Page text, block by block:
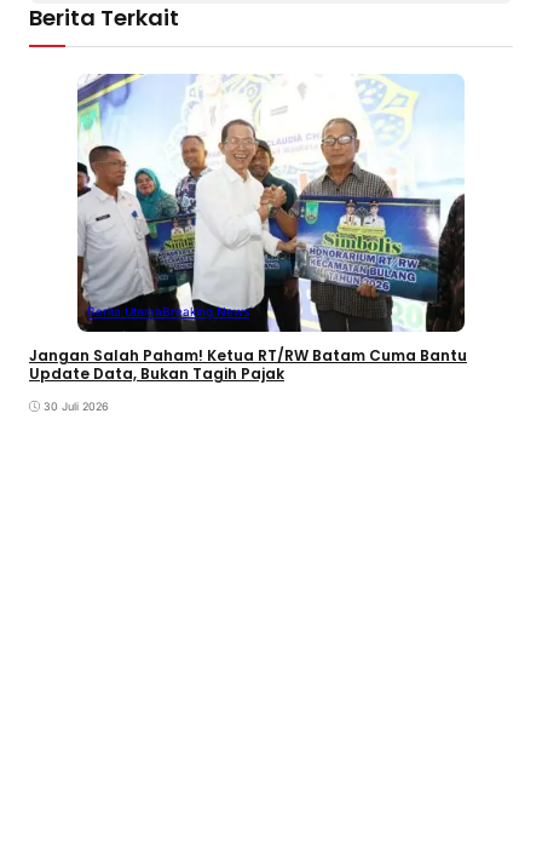
Berita Terkait
Berita UtamaBreaking News
Jangan Salah Paham! Ketua RT/RW Batam Cuma Bantu
Update Data, Bukan Tagih Pajak
30 Juli 2026